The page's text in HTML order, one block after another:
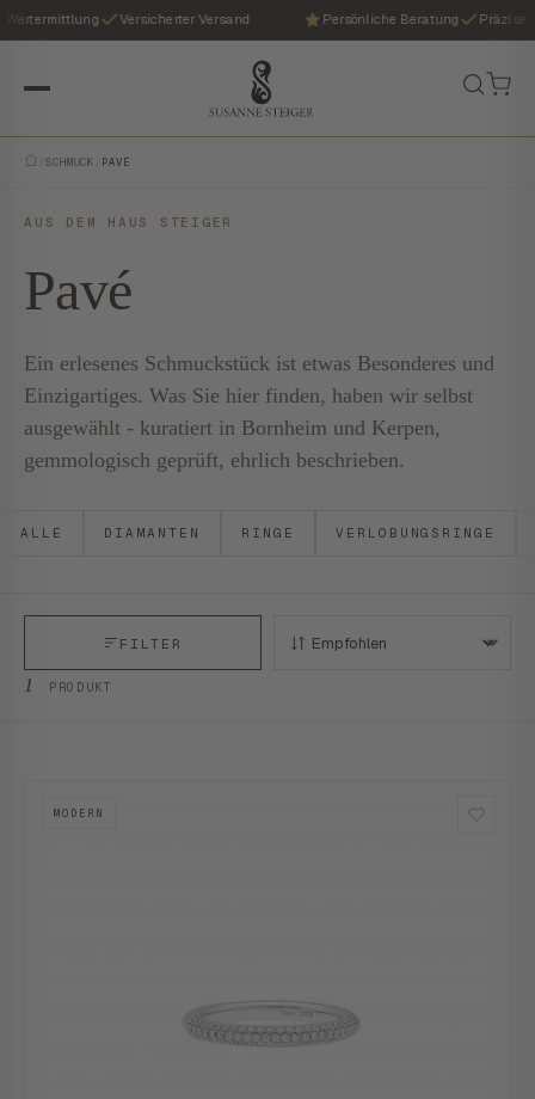
Versicherter Versand Persönliche Beratung Präzise
SCHMUCK PAVÉ
AUS DEM HAUS STEIGER
Pavé
Ein erlesenes Schmuckstück ist etwas Besonderes und
Einzigartiges. Was Sie hier finden, haben wir selbst
ausgewählt - kuratiert in Bornheim und Kerpen,
gemmologisch geprüft, ehrlich beschrieben.
ALLE DIAMANTEN RINGE VERLOBUNGSRINGE
1 PRODUKT
FILTER SORTIEREN:
MODERN